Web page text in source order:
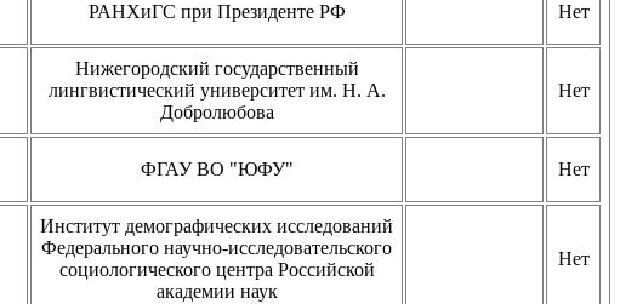
РАНХиГС при Президенте РФ Нет
Нижегородский государственный
лингвистический университет им. Н. А.
Добролюбова
Нет
ФГАУ ВО "ЮФУ" Нет
Институт демографических исследований
Федерального научно-исследовательского
социологического центра Российской
академии наук
Нет